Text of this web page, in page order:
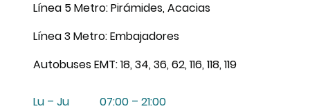
Línea 5 Metro: Pirámides, Acacias
Línea 3 Metro: Embajadores
Autobuses EMT: 18, 34, 36, 62, 116, 118, 119
Lu – Ju
07:00 – 21:00